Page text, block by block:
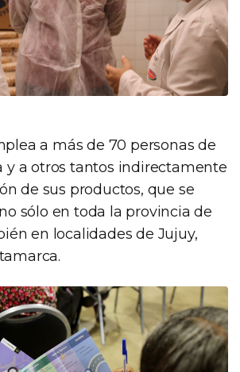
a más de 70 personas de
y a otros tantos indirectamente
de sus productos, que se
sólo en toda la provincia de
en localidades de Jujuy,